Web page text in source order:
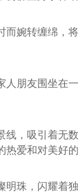
婉转缠绵，
朋友围坐在
，吸引着无
爱和对美好的
珠，闪耀着